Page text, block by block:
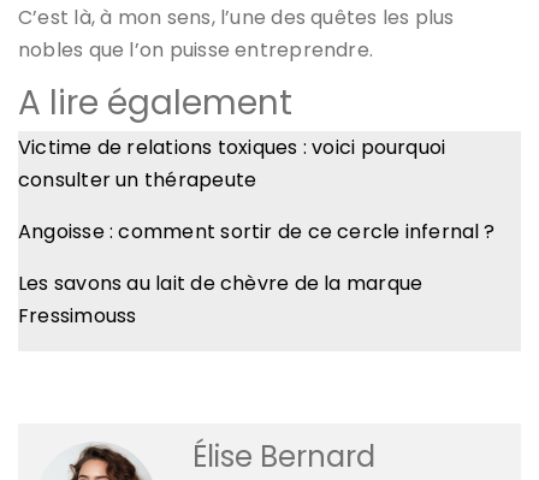
C’est là, à mon sens, l’une des quêtes les plus
nobles que l’on puisse entreprendre.
A lire également
Victime de relations toxiques : voici pourquoi
consulter un thérapeute
Angoisse : comment sortir de ce cercle infernal ?
Les savons au lait de chèvre de la marque
Fressimouss
Élise Bernard